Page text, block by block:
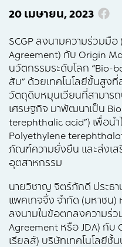
20 เมษายน, 2023
SCGP ลงนามความร่วมมือ
Agreement) กับ Origin
นวัตกรรมระดับโลก “Bio-
สับ” ด้วยเทคโนโลยีขั้นสูง
วัตถุดิบหมุนเวียนที่สามาร
เศรษฐกิจ มาพัฒนาเป็น
terephthalic acid”) เพื่อนำ
Polyethylene
ภัณฑ์ความยั่งยืน และส่งเส
อุตสาหกรรม
นายวิชาญ จิตร์ภักดี ประธา
แพคเกจจิ้ง จำกัด (มหาชน)
ลงนามในข้อตกลงความร่
Agreement หรือ JDA) กั
เรียลส์) บริษัทเทคโนโลยีชั้